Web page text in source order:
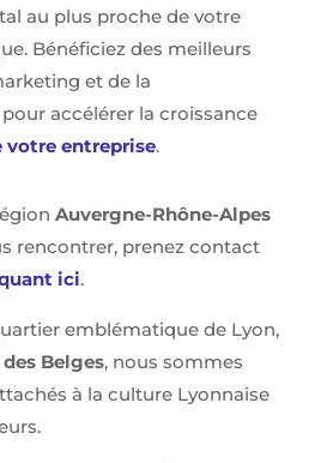
au plus proche de votre
Bénéficiez des meilleurs
et de la
accélérer la croissance
entreprise.
Auvergne-Rhône-Alpes
rencontrer, prenez contact
ici.
emblématique de Lyon,
Belges, nous sommes
à la culture Lyonnaise